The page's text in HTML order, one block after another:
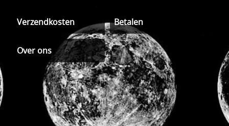
Verzendkosten Betalen
Over ons